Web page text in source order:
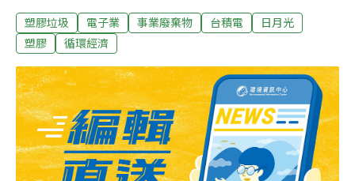
型態多元，部分品項過去多只能焚化處理，環署表示，未
來會先鎖定科技業，從目前65%以上的塑膠再利用比例，
台積電與日月光等大廠，則都喊出接近100%廢塑膠資源
化的目標。產業廢塑膠資源化：台積電規範供應商、日月
光成立資源再生中心國內民生與產業產生的廢塑膠量體相
近，但產業更常見複合材，回收再利用工序相對複雜。在
塑膠廢料的源頭管理上，半導體大廠台積電擬定「供應商
物料包裝規範白皮書」，規範所有供應商包材須符合公司
塑膠垃圾 電子業 事業廢棄物 台積電
日月光
塑膠
循環經濟